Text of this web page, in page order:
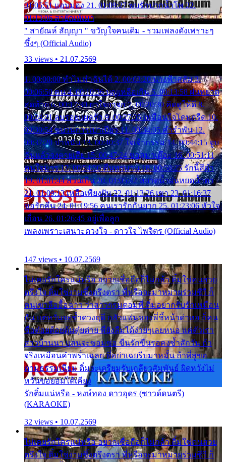
01:05:51 แอบมอง 21. 01:09:27 พบรักปากน้ำโพ 22.
01:13:06 สายัณห์เมา
" สายัณห์ สัญญา " ขวัญใจคนเดิม - รวมเพลงดังเพราะๆ
ซึ้งๆ (Official Audio)
33 views • 21.07.2569
1. 00:00:00 ทำไมทำฉันได้ 2. 00:03:20 นางฟ้าสลัม 3.
00:06:50 คน 4. 00:10:36 บุญเหลือเกิน 5. 00:13:58 ฝนหยาด
สุดท้าย 6. 00:17:30 ยาใจยาจก 7. 00:20:30 คิดดูให้ดี 8.
00:24:21 ลบรอยแผลรัก 9. 00:27:35 เหมือนใจโดนกรีด 10.
00:30:54 ขบวนการเปาเปียว 11. 00:34:05 คำรำพัน 12.
00:37:20 ปาหนัน 13. 00:40:37 ใจเจ้ากรรม 14. 00:44:15 จูบ
ฉันแล้วจงตายเสีย 15. 00:47:24 ขอสูมาเต๊อะ 16. 00:51:11
คนใจมาร 17. 00:54:50 คืนทรมาน 18. 00:58:25 รักนี้สีดำ
19. 01:01:44 ส่วนเกิน 20. 01:05:42 หยาดน้ำฝนหยดน้ำตา
21. 01:09:13 เหลือเพียงฝัน 22. 01:13:26 เขา 23. 01:16:37
ขอรักคืน 24. 01:19:56 คนเรารักกันยาก 25. 01:23:06 หัวใจ
เถื่อน 26. 01:26:45 อยู่เพื่อลูก
เพลงเพราะเสนาะดวงใจ - ดาวใจ ไพจิตร (Official Audio)
147 views • 10.07.2569
ไม่เคยรักใครแน่หรือ อยากเชื่อถือก็ไม่กล้า ติ๋มใช่คนสวย
ตรึงใจ ติ๋มใช่งามซึ้งตรึงตรา พี่หรือจะมาหมายร่วมชีวี ก็
คนเขาลืออื้อฉาว ว่าสาวๆรุมตอมพี่ ติ๋มอยากรับรักเหมือน
กัน แต่หวั่นจะช้ำดวงฤดี กลัวแฟนของพี่ชี้หน้าด่าทอ ก็คน
ชื่อต๋อยต้อยตุ้มตุ๋ยต่าย พี่ยังลืมได้ง่ายๆเลยหนอ แค่ตัวเรา
สาวบ้านนา แสนจะซอมซ่อ ขืนรักขืนรอคงช้ำสักวัน ถ้า
จริงเหมือนคำพร่ำเฉลย พี่อย่าเฉยรีบมาหมั้น ถ้าพี่สู่ขอ
ตามธรรมเนียม ติ๋มจะเตรียมรับเกลียวสัมพันธ์ ผิดหวังไม่
หวั่นขอยอมได้เคียง
รักติ๋มแน่หรือ - หงษ์ทอง ดาวอุดร (ซาวด์ดนตรี)
(KARAOKE)
32 views • 10.07.2569
ไม่เคยรักใครแน่หรือ อยากเชื่อถือก็ไม่กล้า ติ๋มใช่คนสวย
ตรึงใจ ติ๋มใช่งามซึ้งตรึงตรา พี่หรือจะมาหมายร่วมชีวี ก็